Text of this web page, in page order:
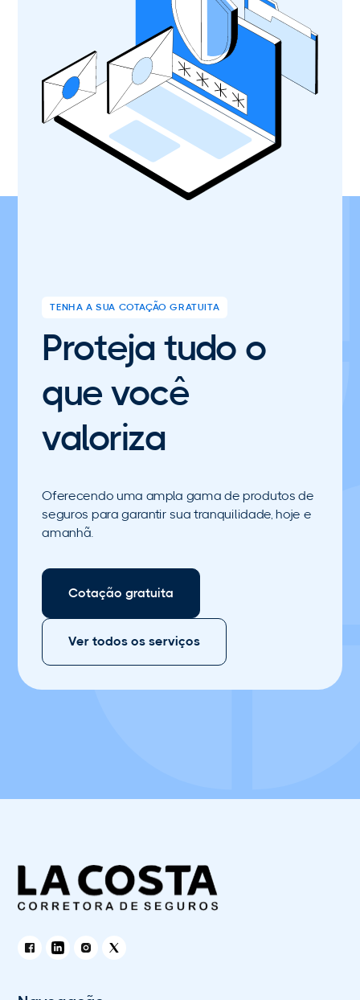
TENHA A SUA COTAÇÃO GRATUITA
Proteja tudo o
que você
valoriza
Oferecendo uma ampla gama de produtos de
seguros para garantir sua tranquilidade, hoje e
amanhã.
Cotação gratuita
Ver todos os serviços